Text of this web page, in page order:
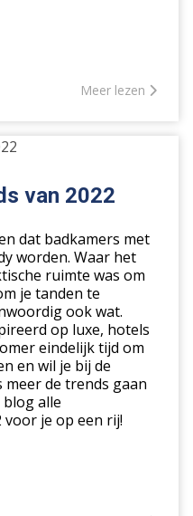
Meer lezen
van 2022
dat badkamers met
worden. Waar het
ruimte was om
je tanden te
ook wat.
op luxe, hotels
eindelijk tijd om
en wil je bij de
de trends gaan
blog alle
je op een rij!